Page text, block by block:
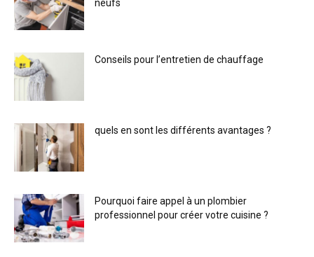
neufs
Conseils pour l’entretien de chauffage
quels en sont les différents avantages ?
Pourquoi faire appel à un plombier
professionnel pour créer votre cuisine ?